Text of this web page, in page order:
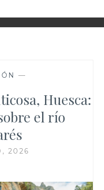
—
Huesca:
el río
2026